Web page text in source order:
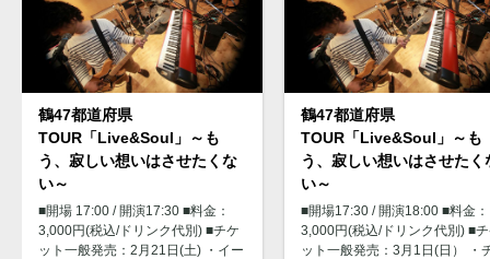
鶴47都道府県
TOUR「Live&Soul」～も
う、寂しい想いはさせたくな
い～
■開場 17:00 / 開演17:30 ■料金：
3,000円(税込/ドリンク代別) ■チケ
ット一般発売：2月21日(土) ・イー
鶴47都道府県
TOUR「Live&Soul」～も
う、寂しい想いはさせたく
い～
■開場17:30 / 開演18:00 ■料金：
3,000円(税込/ドリンク代別) ■
ット一般発売：3月1日(日） ・